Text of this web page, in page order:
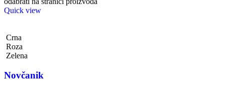
Quick view
Crna
Roza
Zelena
Novčanik